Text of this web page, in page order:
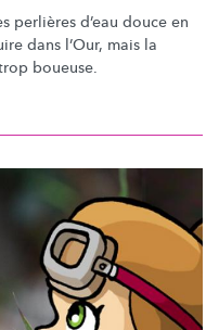
perlières d’eau douce en
dans l’Our, mais la
boueuse.